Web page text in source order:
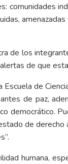
comunidades
de los
de que
de
de paz,
democrático.
de
humana,